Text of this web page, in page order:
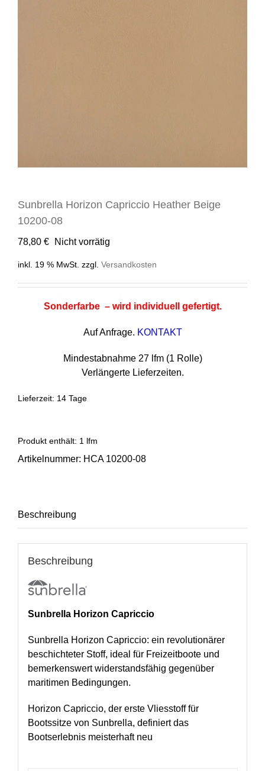
Sunbrella Horizon Capriccio Heather Beige
10200-08
78,80 € Nicht vorrätig
inkl. 19 % MwSt. zzgl. Versandkosten
Sonderfarbe – wird individuell gefertigt.
Auf Anfrage. KONTAKT
Mindestabnahme 27 lfm (1 Rolle)
Verlängerte Lieferzeiten.
Lieferzeit: 14 Tage
Produkt enthält: 1 lfm
Artikelnummer: HCA 10200-08
Beschreibung
Beschreibung
Sunbrella Horizon Capriccio
Sunbrella Horizon Capriccio: ein revolutionärer
beschichteter Stoff, ideal für Freizeitboote und
bemerkenswert widerstandsfähig gegenüber
maritimen Bedingungen.
Horizon Capriccio, der erste Vliesstoff für
Bootssitze von Sunbrella, definiert das
Bootserlebnis meisterhaft neu